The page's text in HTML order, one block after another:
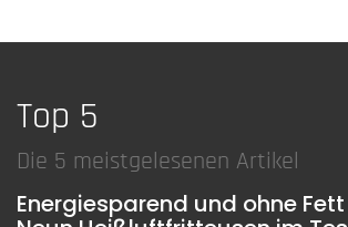
Top 5
Die 5 meistgelesenen Artikel
Energiesparend und ohne